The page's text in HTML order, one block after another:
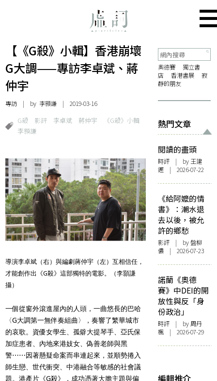
【《G殺》小輯】香港崩壞
G大調——專訪李卓斌、蔣
仲宇
專訪 | by 李顥謙 | 2019-03-16
G殺 影評 李卓斌 蔣仲宇
《G殺》小輯
李顥謙
導演李卓斌（右）與編劇蔣仲宇（左）互相信任，
才能創作出《G殺》這部獨特的電影。（李顥謙
攝）
一個從窗外滾進屋內的人頭，一曲悠長的巴哈
〈G大調第一無伴奏組曲〉，奏響了繁華城市
的哀歌。資優女學生、孤僻大提琴手、亞氏保
加症患者、內地來港妓女、偽善老師與黑
警⋯⋯因著懸疑命案而串連起來 ，並順勢捲入
師生戀、世代衝突、中港融合等敏感的社會議
題。港產片《G殺》，成功憑著大膽主題與偏
奧德賽
獨立書
店
香港書展
寂
靜的朋友
熱門文章
閱讀的盡頭
時評 | by 王建
鏗 | 2026-07-22
《給阿嬤的情
書》：潮水退
去以後，被允
許的鄉愁
影評 | by 盤柳
儂 | 2026-07-23
諾蘭《奧德
賽》中DEI的開
放性與反「身
份政治」
時評 | by周丹
楓 | 2026-07-29
編輯推介